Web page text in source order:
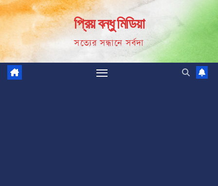
Skip
to
content
প্রিয় বন্ধু মিডিয়া
সত্যের সন্ধানে সর্বদা